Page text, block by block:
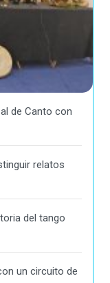
de Canto con
relatos
del tango
un circuito de